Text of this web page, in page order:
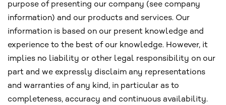
purpose of presenting our company (see company
information) and our products and services. Our
information is based on our present knowledge and
experience to the best of our knowledge. However, it
implies no liability or other legal responsibility on our
part and we expressly disclaim any representations
and warranties of any kind, in particular as to
completeness, accuracy and continuous availability.